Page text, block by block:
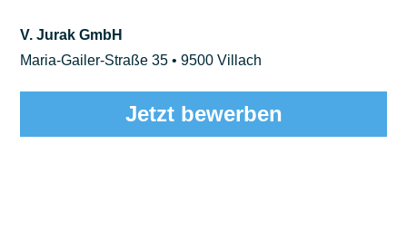
V. Jurak GmbH
Maria-Gailer-Straße 35 • 9500 Villach
Jetzt bewerben